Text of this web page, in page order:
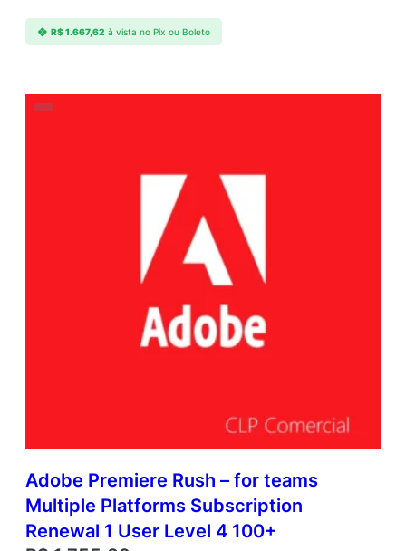
R$1.667,62 à vista no Pix ou Boleto
Adobe Premiere Rush – for teams
Multiple Platforms Subscription
Renewal 1 User Level 4 100+